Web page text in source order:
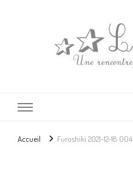
Accueil Furoshiki 2021-12-18 004